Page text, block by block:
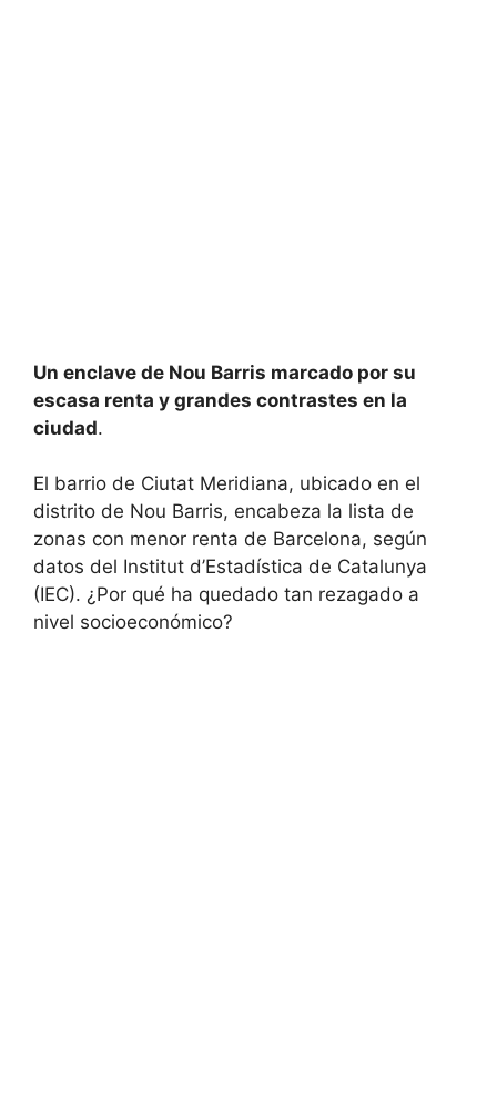
Un enclave de Nou Barris marcado por su
escasa renta y grandes contrastes en la
ciudad.
El barrio de Ciutat Meridiana, ubicado en el
distrito de Nou Barris, encabeza la lista de
zonas con menor renta de Barcelona, según
datos del Institut d’Estadística de Catalunya
(IEC). ¿Por qué ha quedado tan rezagado a
nivel socioeconómico?